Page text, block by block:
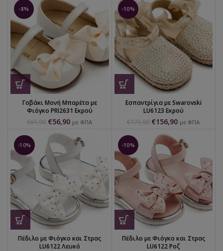
-8%
Γοβάκι Μονή Μπαρέτα με
Φιόγκο PRI2631 Εκρού
€61,90 €56,90 με ΦΠΑ
-10%
Εσπαντρίγια με Swarovski
LU6123 Εκρού
€173,90 €156,90 με ΦΠΑ
-10%
Πέδιλο με Φιόγκο και Στρας
LU6122 Λευκό
-10%
Πέδιλο με Φιόγκο και Στρας
LU6122 Ροζ